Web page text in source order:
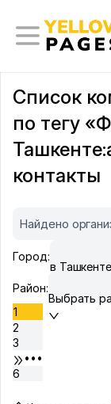
Список
по тегу
контакты
Найдено
Город:
в Ташкенте
Район:
Выбрать
1
2
3
•••
6